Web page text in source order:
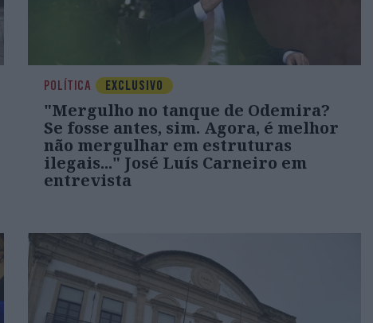
POLÍTICA EXCLUSIVO
"Mergulho no tanque de Odemira?
Se fosse antes, sim. Agora, é melhor
não mergulhar em estruturas
ilegais..." José Luís Carneiro em
entrevista